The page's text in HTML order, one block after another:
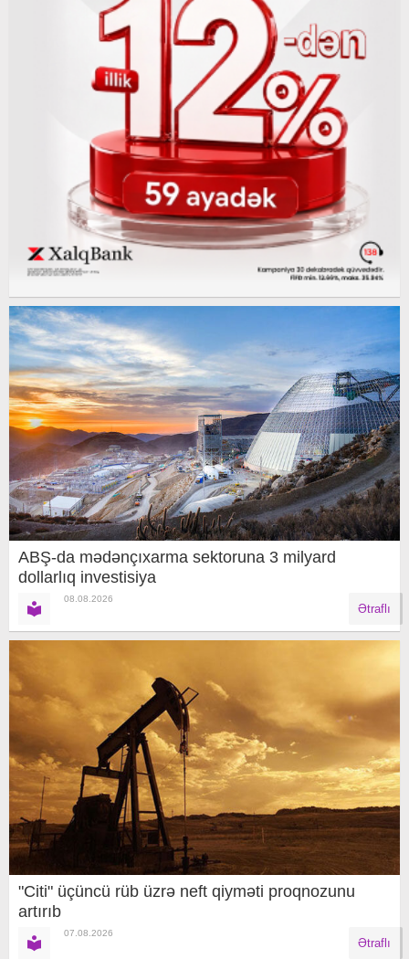
ABŞ-da mədənçıxarma sektoruna 3 milyard
dollarlıq investisiya
08.08.2026
Ətraflı
"Citi" üçüncü rüb üzrə neft qiyməti proqnozunu
artırıb
07.08.2026
Ətraflı